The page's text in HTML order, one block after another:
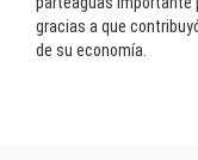
gracias a que
de su economía.